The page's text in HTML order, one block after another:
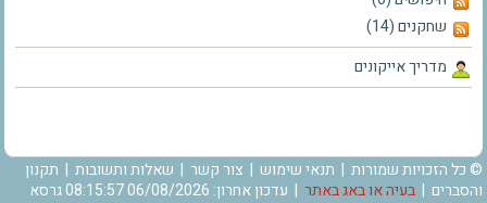
שחקנים (14)
מדריך אייקונים
© כל הזכויות שמורות | תנאי שימוש | צור קשר | שאלות ותשובות | תקנון
והסברים | בעיה או באג באתר
| עדכון אחרון: 06/08/2026 08:15:57 גרסא